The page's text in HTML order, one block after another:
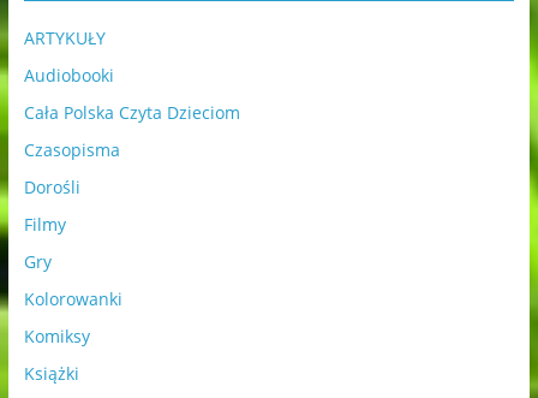
ARTYKUŁY
Audiobooki
Cała Polska Czyta Dzieciom
Czasopisma
Dorośli
Filmy
Gry
Kolorowanki
Komiksy
Książki